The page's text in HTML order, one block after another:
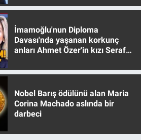
İmamoğlu'nun Diploma
Davası'nda yaşanan korkunç
anları Ahmet Özer'in kızı Seraf
Nobel Barış ödülünü alan Maria
Corina Machado aslında bir
darbeci